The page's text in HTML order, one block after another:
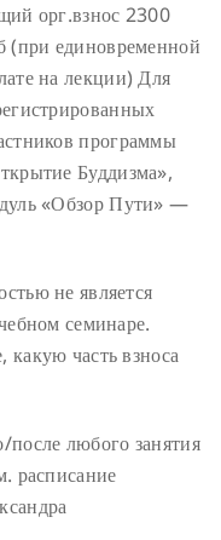
орг.взнос 2300
(при единовременной
на лекции) Для
программы
Буддизма»,
«Обзор Пути» —
не является
семинаре.
часть взноса
любого занятия
расписание